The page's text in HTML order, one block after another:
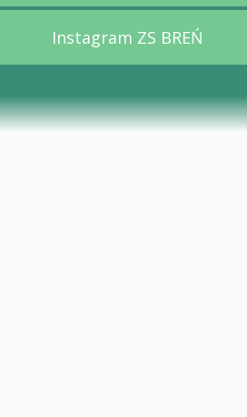
Przejdź na
Instagram ZS BREŃ